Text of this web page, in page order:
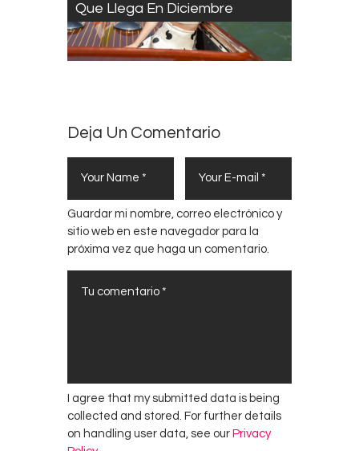
Que Llega En Diciembre
Deja Un Comentario
Guardar mi nombre, correo electrónico y
sitio web en este navegador para la
próxima vez que haga un comentario.
I agree that my submitted data is being
collected and stored. For further details
on handling user data, see our Privacy